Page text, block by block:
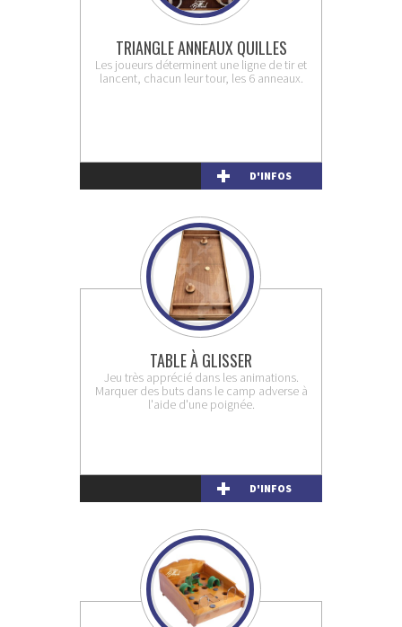
TRIANGLE ANNEAUX QUILLES
Les joueurs déterminent une ligne de tir et
lancent, chacun leur tour, les 6 anneaux.
D'INFOS
TABLE À GLISSER
Jeu très apprécié dans les animations.
Marquer des buts dans le camp adverse à
l'aide d'une poignée.
D'INFOS